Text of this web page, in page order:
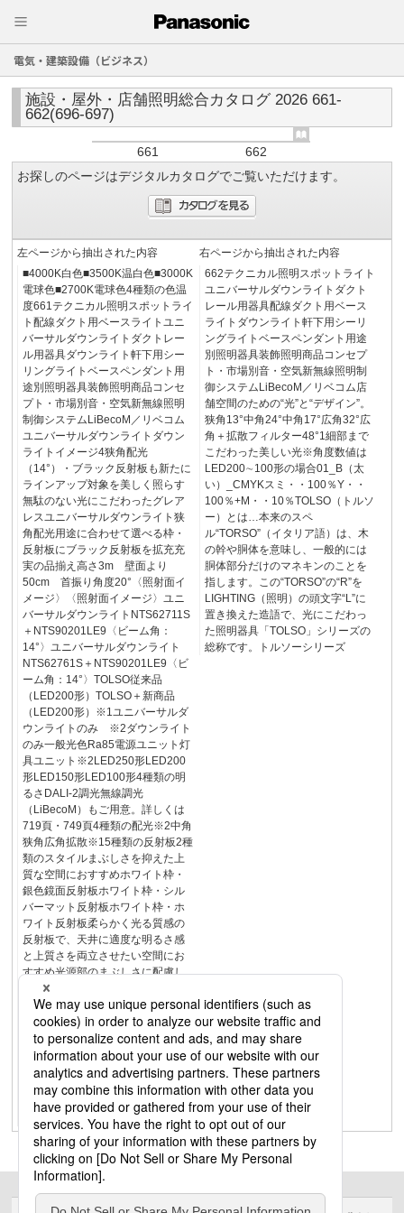
電気・建築設備（ビジネス）
施設・屋外・店舗照明総合カタログ 2026 661-
662(696-697)
661
662
お探しのページはデジタルカタログでご覧いただけます。
左ページから抽出された内容
■4000K白色■3500K温白色■3000K
電球色■2700K電球色4種類の色温
度661テクニカル照明スポットライ
ト配線ダクト用ベースライトユニ
バーサルダウンライトダクトレー
ル用器具ダウンライト軒下用シー
リングライトベースペンダント用
途別照明器具装飾照明商品コンセ
プト・市場別音・空気新無線照明
制御システムLiBecoM／リベコム
ユニバーサルダウンライトダウン
ライトイメージ4狭角配光
（14°）・ブラック反射板も新たに
ラインアップ対象を美しく照らす
無駄のない光にこだわったグレア
レスユニバーサルダウンライト狭
角配光用途に合わせて選べる枠・
反射板にブラック反射板を拡充充
実の品揃え高さ3m 壁面より
50cm 首振り角度20°〈照射面イ
メージ〉〈照射面イメージ〉ユニ
バーサルダウンライトNTS62711S
＋NTS90201LE9〈ビーム角：
14°〉ユニバーサルダウンライト
NTS62761S＋NTS90201LE9〈ビ
ーム角：14°〉TOLSO従来品
（LED200形）TOLSO＋新商品
（LED200形）※1ユニバーサルダ
ウンライトのみ ※2ダウンライト
のみ一般光色Ra85電源ユニット灯
具ユニット※2LED250形LED200
形LED150形LED100形4種類の明
るさDALI-2調光無線調光
（LiBecoM）もご用意。詳しくは
719頁・749頁4種類の配光※2中角
狭角広角拡散※15種類の反射板2種
類のスタイルまぶしさを抑えた上
質な空間におすすめホワイト枠・
銀色鏡面反射板ホワイト枠・シル
バーマット反射板ホワイト枠・ホ
ワイト反射板柔らかく光る質感の
反射板で、天井に適度な明るさ感
と上質さを両立させたい空間にお
すすめ光源部のまぶしさに配慮し
つつ、天井の明るさ感を確保した
い空間におすすめブラック仕様で
まぶしさを抑え、ダーク系もしく
は木質系の空間によりおすすめブ
ラック枠・ブラック反射板ブラッ
ク枠・銀色鏡面反射板天井カラー
が黒もしくはチーク材の空間にお
すすめユニバーサルダウンライト
ダウンライトNEW
右ページから抽出された内容
662テクニカル照明スポットライト
ユニバーサルダウンライトダクト
レール用器具配線ダクト用ベース
ライトダウンライト軒下用シーリ
ングライトベースペンダント用途
別照明器具装飾照明商品コンセプ
ト・市場別音・空気新無線照明制
御システムLiBecoM／リベコム店
舗空間のための“光”と“デザイン”。
狭角13°中角24°中角17°広角32°広
角＋拡散フィルター48°1細部まで
こだわった美しい光※角度数値は
LED200∼100形の場合01_B（太
い）_CMYKスミ・・100％Y・・
100％+M・・10％TOLSO（トルソ
ー）とは…本来のスペ
ル“TORSO”（イタリア語）は、木
の幹や胴体を意味し、一般的には
胴体部分だけのマネキンのことを
指します。この“TORSO”の“R”を
LIGHTING（照明）の頭文字“L”に
置き換えた造語で、光にこだわっ
た照明器具「TOLSO」シリーズの
総称です。トルソーシリーズ